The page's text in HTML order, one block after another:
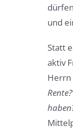
und
Statt
aktiv
Herrn